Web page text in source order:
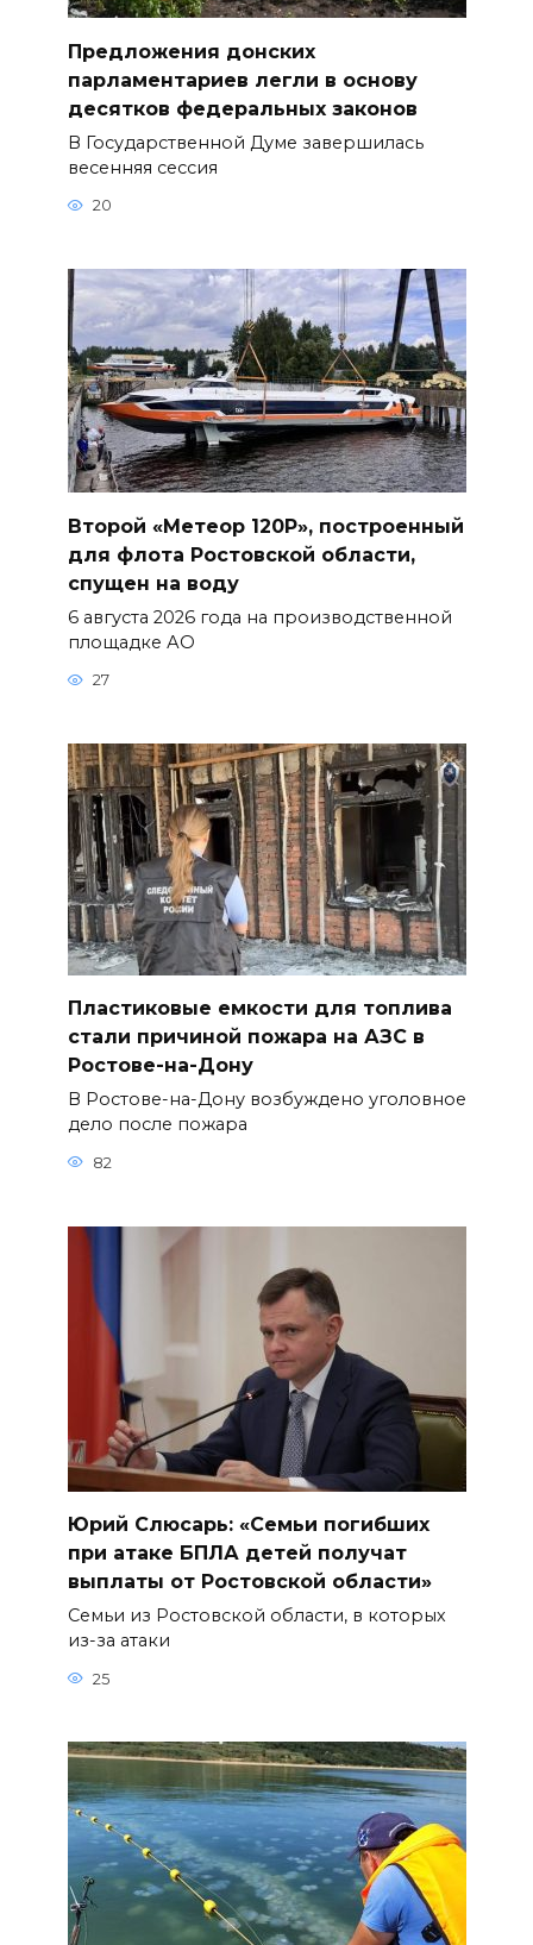
Предложения донских
парламентариев легли в основу
десятков федеральных законов
В Государственной Думе завершилась
весенняя сессия
20
Второй «Метеор 120Р», построенный
для флота Ростовской области,
спущен на воду
6 августа 2026 года на производственной
площадке АО
27
Пластиковые емкости для топлива
стали причиной пожара на АЗС в
Ростове-на-Дону
В Ростове-на-Дону возбуждено уголовное
дело после пожара
82
Юрий Слюсарь: «Семьи погибших
при атаке БПЛА детей получат
выплаты от Ростовской области»
Семьи из Ростовской области, в которых
из-за атаки
25